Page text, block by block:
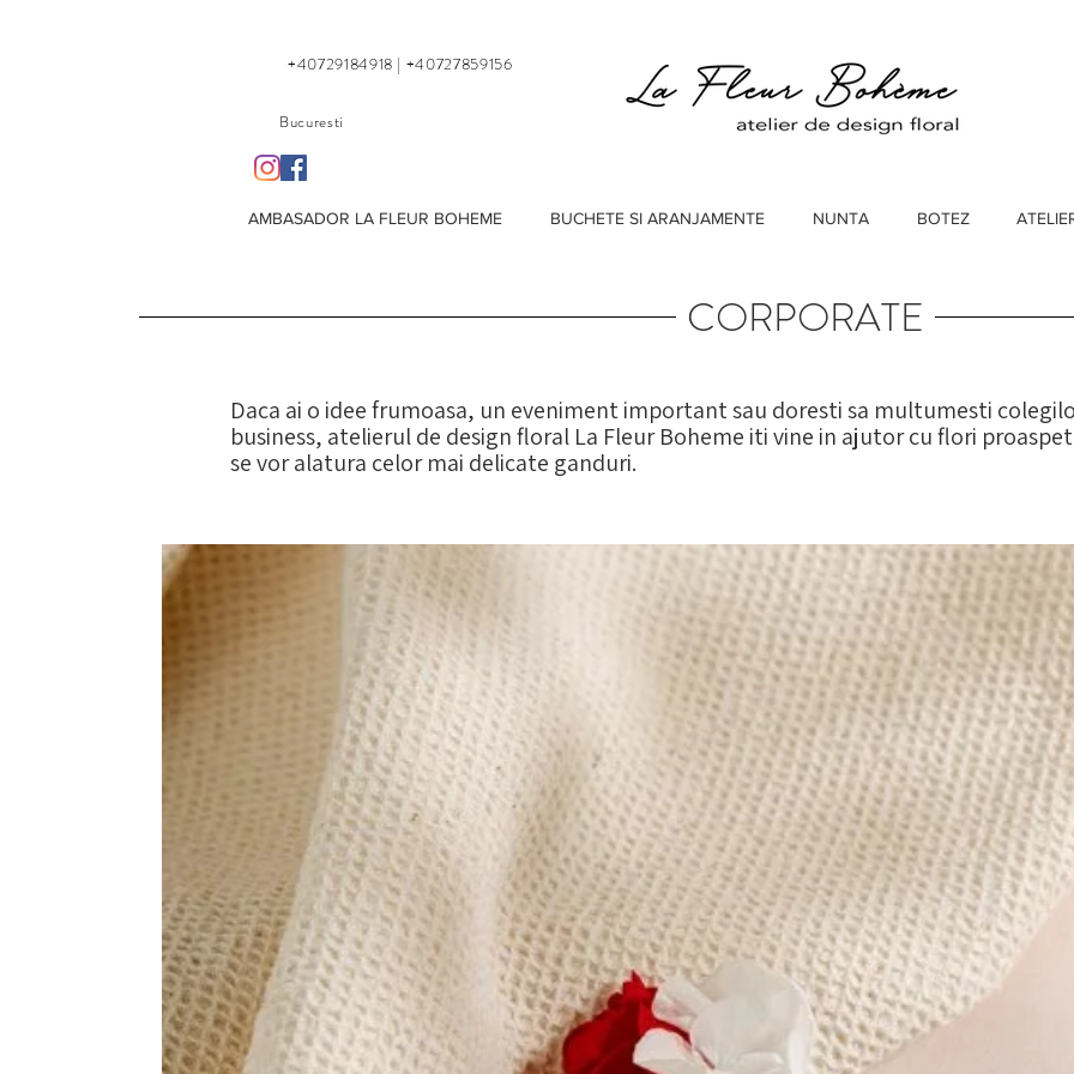
+40729184918 | +40727859156
Bucuresti
AMBASADOR LA FLEUR BOHEME BUCHETE SI ARANJAMENTE NUNTA BOTEZ
CORPORATE
Daca ai o idee frumoasa, un eveniment important sau doresti sa multumesti
business, atelierul de design floral La Fleur Boheme iti vine in ajutor cu flori
se vor alatura celor mai delicate ganduri.